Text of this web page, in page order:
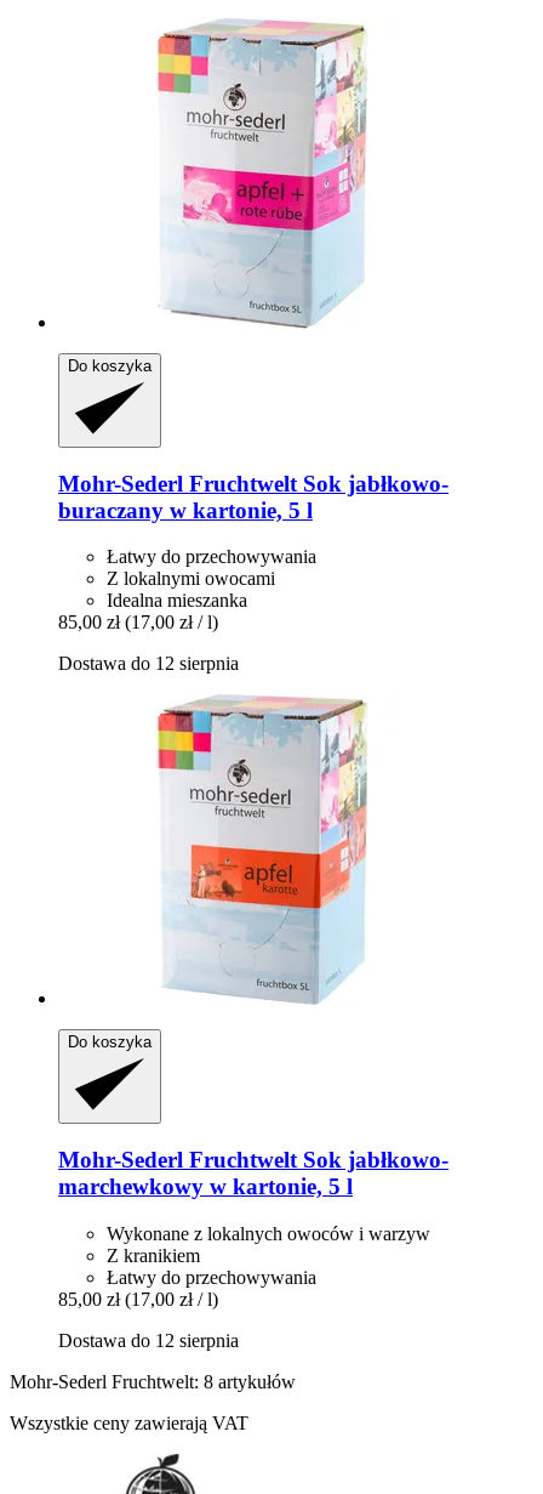
Do koszyka
Mohr-Sederl Fruchtwelt Sok jabłkowo-​
buraczany w kartonie, 5 l
Łatwy do przechowywania
Z lokalnymi owocami
Idealna mieszanka
85,00 zł (17,00 zł / l)
Dostawa do 12 sierpnia
Do koszyka
Mohr-Sederl Fruchtwelt Sok jabłkowo-​
marchewkowy w kartonie, 5 l
Wykonane z lokalnych owoców i warzyw
Z kranikiem
Łatwy do przechowywania
85,00 zł (17,00 zł / l)
Dostawa do 12 sierpnia
Mohr-Sederl Fruchtwelt: 8 artykułów
Wszystkie ceny zawierają VAT